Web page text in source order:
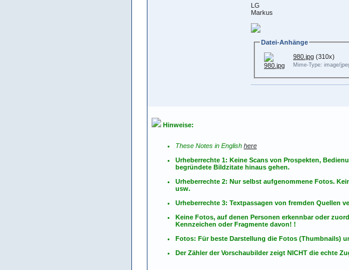
LG
Markus
Datei-Anhänge
980.jpg (310x)
Mime-Type: image/
Hinweise:
These Notes in English here
Urheberrechte 1: Keine Scans von Prospekten,
begründete Bildzitate hinaus gehen.
Urheberrechte 2: Nur selbst aufgenommene Fotos.
usw.
Urheberrechte 3: Textpassagen von fremden Quellen
Keine Fotos, auf denen Personen erkennbar oder
Kennzeichen oder Fragmente davon! !
Fotos: Für beste Darstellung die Fotos (Thumbnails)
Der Zähler der Vorschaubilder zeigt NICHT die echte